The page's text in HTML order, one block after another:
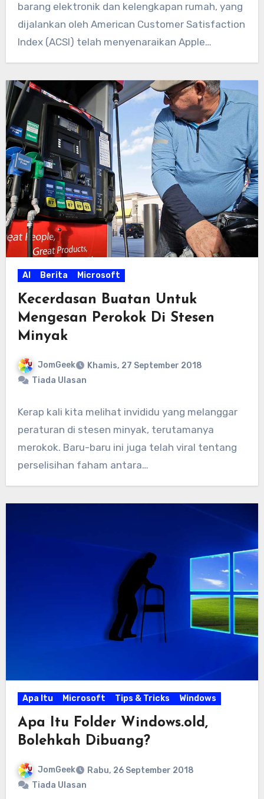
barang elektronik dan kelengkapan rumah, yang
dijalankan oleh American Customer Satisfaction
Index (ACSI) telah menyenaraikan Apple
sebagai…
AI Berita Microsoft
Kecerdasan Buatan Untuk
Mengesan Perokok Di Stesen
Minyak
JomGeek
Khamis, 27 September 2018
Tiada Ulasan
Kerap kali kita melihat invididu yang melanggar
peraturan di stesen minyak, terutamanya
merokok. Baru-baru ini juga telah viral tentang
perselisihan faham antara…
Apa Itu Microsoft Tips & Tricks Windows
Apa Itu Folder Windows.old,
Bolehkah Dibuang?
JomGeek
Rabu, 26 September 2018
Tiada Ulasan